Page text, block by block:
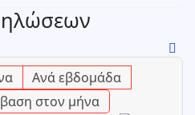
Ανά εβδομάδα
στον μήνα